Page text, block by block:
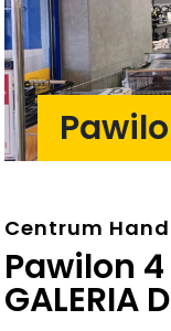
Centrum
Pawilon 4
GALERIA